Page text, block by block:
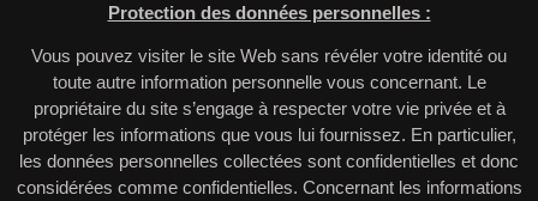
Protection des données personnelles :
Vous pouvez visiter le site Web sans révéler votre identité ou
toute autre information personnelle vous concernant. Le
propriétaire du site s’engage à respecter votre vie privée et à
protéger les informations que vous lui fournissez. En particulier,
les données personnelles collectées sont confidentielles et donc
considérées comme confidentielles. Concernant les informations